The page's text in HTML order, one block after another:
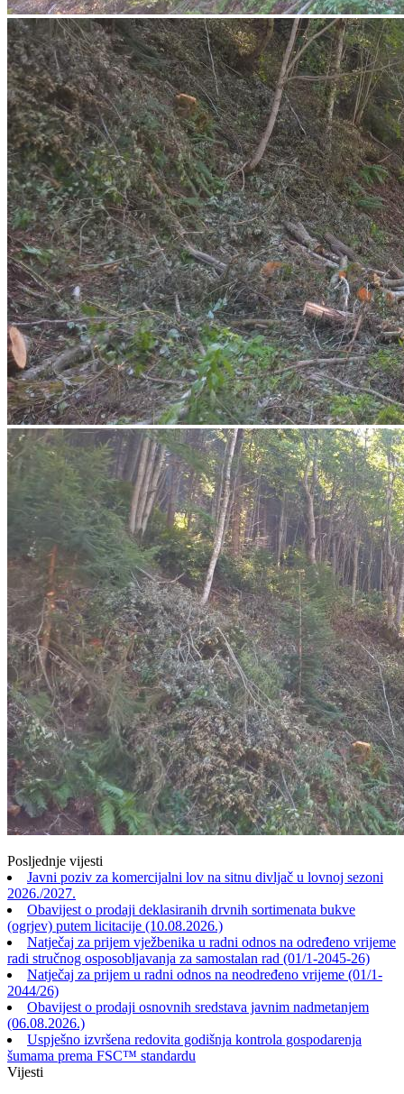
Posljednje vijesti
Javni poziv za komercijalni lov na sitnu divljač u lovnoj sezoni
2026./2027.
Obavijest o prodaji deklasiranih drvnih sortimenata bukve
(ogrjev) putem licitacije (10.08.2026.)
Natječaj za prijem vježbenika u radni odnos na određeno vrijeme
radi stručnog osposobljavanja za samostalan rad (01/1-2045-26)
Natječaj za prijem u radni odnos na neodređeno vrijeme (01/1-
2044/26)
Obavijest o prodaji osnovnih sredstava javnim nadmetanjem
(06.08.2026.)
Uspješno izvršena redovita godišnja kontrola gospodarenja
šumama prema FSC™ standardu
Vijesti